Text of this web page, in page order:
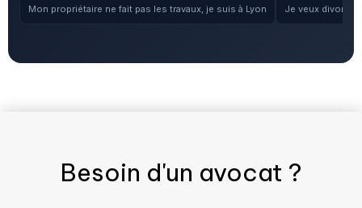
Mon propriétaire ne fait pas les travaux, je suis à Lyon Je veux
Besoin d'un avocat ?